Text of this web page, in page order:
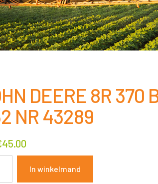
DEERE 8R 370
NR 43289
45.00
In winkelmand